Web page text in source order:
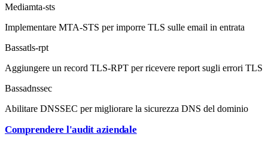
Mediamta-sts
Implementare MTA-STS per imporre TLS sulle email in entrata
Bassatls-rpt
Aggiungere un record TLS-RPT per ricevere report sugli errori TLS
Bassadnssec
Abilitare DNSSEC per migliorare la sicurezza DNS del dominio
Comprendere l'audit aziendale